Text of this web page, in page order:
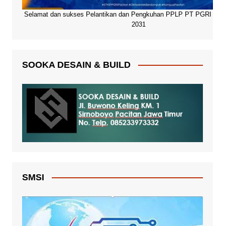
Selamat dan sukses Pelantikan dan Pengkuhan PPLP PT PGRI
2031
SOOKA DESAIN & BUILD
SMSI